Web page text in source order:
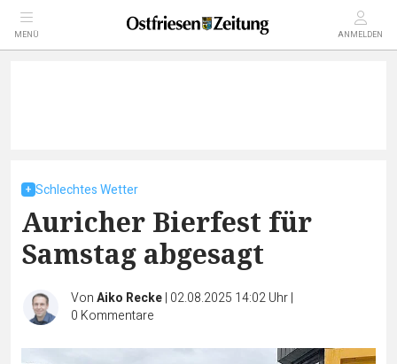
MENÜ ANMELDEN
Schlechtes Wetter
Auricher Bierfest für
Samstag abgesagt
VonAiko Recke| 02.08.2025 14:02 Uhr|
0 Kommentare